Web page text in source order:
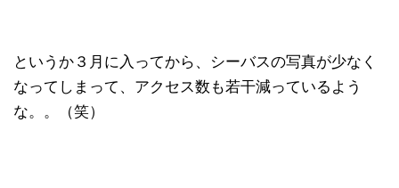
というか３月に入ってから、シーバスの写真が少なく
なってしまって、アクセス数も若干減っているよう
な。。（笑）